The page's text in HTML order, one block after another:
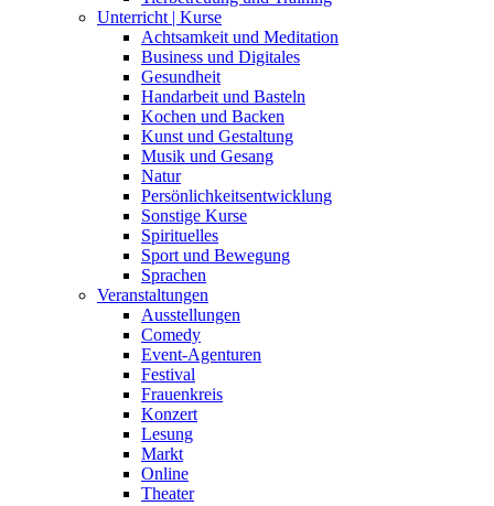
Unterricht | Kurse
Achtsamkeit und Meditation
Business und Digitales
Gesundheit
Handarbeit und Basteln
Kochen und Backen
Kunst und Gestaltung
Musik und Gesang
Natur
Persönlichkeitsentwicklung
Sonstige Kurse
Spirituelles
Sport und Bewegung
Sprachen
Veranstaltungen
Ausstellungen
Comedy
Event-Agenturen
Festival
Frauenkreis
Konzert
Lesung
Markt
Online
Theater